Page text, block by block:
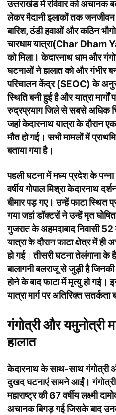
उत्तराखंड में रविवार को अचानक
लेकर मैदानी इलाकों तक जनजीवन
बारिश, ठंडी हवाओं और कठिन
चारधामयात्रा(Char Dham
को मिला। केदारनाथ धाम और
घटनाओं ने हालात को और गंभीर
परिचालन केंद्र (SEOC) के
स्थिति बनी हुई है और यात्रा मार्गों
रुद्रप्रयाग जिले से सबसे अधिक
जहां केदारनाथ यात्रा के दौरान
मौत हो गई। सभी मामलों में
बताया गया है।
पहली घटना में मध्य प्रदेश के
वर्षीय गोपाल मिश्रा केदारनाथ
बीमार पड़ गए। उन्हें फाटा स्थित
गया जहां डॉक्टरों ने उन्हें मृत
गुजरात के अहमदाबाद निवासी 52
यात्रा के दौरान फाटा क्षेत्र में
हो गई। तीसरी घटना तेलंगाना के
बालागनी बलराजू से जुड़ी है
होने के बाद फाटा में मृत्यु हो
यात्रा मार्ग पर अतिरिक्त
गंगोत्री और यमुनोत्री
हालात
केदारनाथ के साथ-साथ गंगोत्री और
दुखद घटनाएं सामने आईं। गंगोत्री
महाराष्ट्र की 67 वर्षीय लक्ष्मी
अचानक बिगड़ गई जिसके बाद